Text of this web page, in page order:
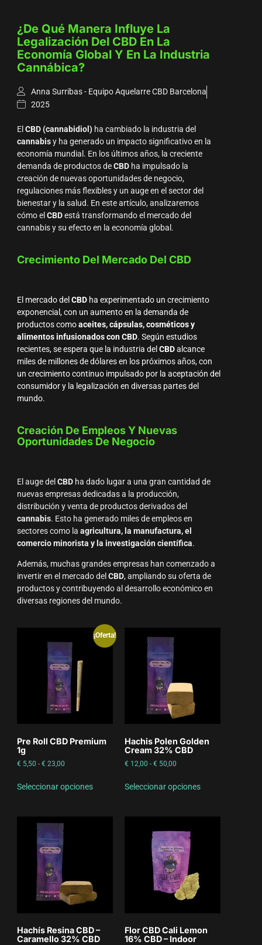
¿de Qué Manera Influye La
Legalización Del CBD En La
Economía Global Y En La Industria
Cannábica?
Anna Surribas - Equipo Aquelarre CBD Barcelona
2025
El CBD (cannabidiol)ha cambiado la industria del
cannabisy ha generado un impacto significativo en la
economía mundial. En los últimos años, la creciente
demanda de productos deCBDha impulsado la
creación de nuevas oportunidades de negocio,
regulaciones más flexibles y un auge en el sector del
bienestar y la salud. En este artículo, analizaremos
cómo el CBDestá transformando el mercado del
cannabis y su efecto en la economía global.
Crecimiento Del Mercado Del CBD
El mercado del CBDha experimentado un crecimiento
exponencial, con un aumento en la demanda de
productos comoaceites, cápsulas, cosméticos y
alimentos infusionados con CBD. Según estudios
recientes, se espera que la industria del CBDalcance
miles de millones de dólares en los próximos años, con
un crecimiento continuo impulsado por la aceptación del
consumidor y la legalización en diversas partes del
mundo.
Creación De Empleos Y Nuevas
Oportunidades De Negocio
El auge del CBDha dado lugar a una gran cantidad de
nuevas empresas dedicadas a la producción,
distribución y venta de productos derivados del
cannabis. Esto ha generado miles de empleos en
sectores como la agricultura, la manufactura, el
comercio minorista y la investigación científica.
Además, muchas grandes empresas han comenzado a
invertir en el mercado delCBD, ampliando su oferta de
productos y contribuyendo al desarrollo económico en
diversas regiones del mundo.
¡Oferta!
Pre Roll CBD Premium
1g
€ 5,50 - € 23,00
Seleccionar opciones
Hachis Polen Golden
Cream 32% CBD
€ 12,00 - € 50,00
Seleccionar opciones
Hachís Resina CBD –
Caramello 32% CBD
Flor CBD Cali Lemon
16% CBD – Indoor